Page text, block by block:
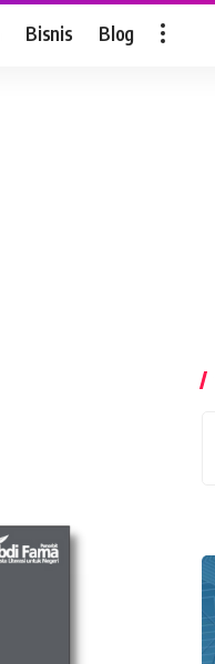
Bisnis Blog